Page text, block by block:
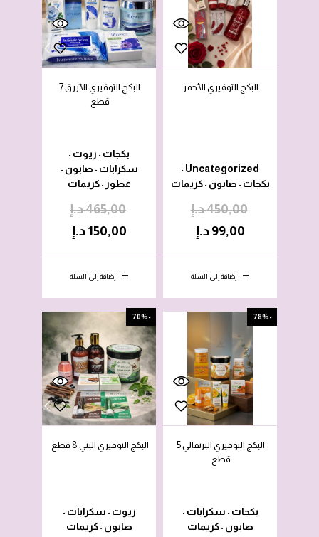
إضافة إلى السلة
البكج التوفيري الأحمر
Uncategorized
•
بكجات • صابون •كريمات
450,00د.إ
99,00 د.إ
إضافة إلى السلة
البكج التوفيري الأزرق 7
قطع
بكجات • زيوت •
سكرابات • صابون •
عطور •كريمات
465,00د.إ
150,00 د.إ
-78%
البكج التوفيري البرتقالي 5
قطع
بكجات • سكرابات •
صابون •كريمات
-70%
البكج التوفيري البني 8 قطع
زيوت • سكرابات •
صابون •كريمات